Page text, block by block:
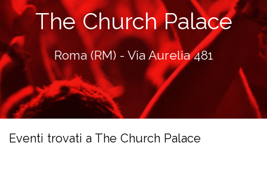
The Church Palace
Roma (RM) - Via Aurelia 481
Eventi trovati a The Church Palace